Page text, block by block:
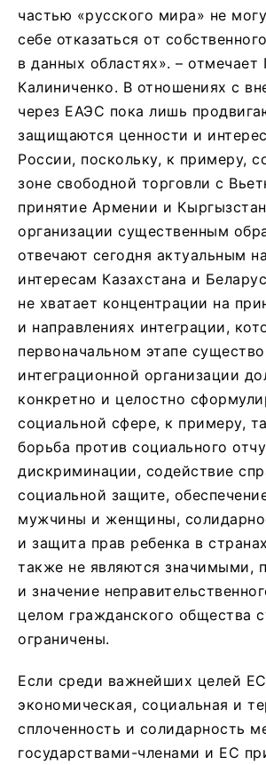
частью «русского мира» не
себе отказаться от
в данных областях». – отмечает
Калиниченко. В отношениях с
через ЕАЭС пока лишь
защищаются ценности и
России, поскольку, к примеру,
зоне свободной торговли с
принятие Армении и
организации существенным
отвечают сегодня актуальным
интересам Казахстана и
не хватает концентрации на
и направлениях интеграции,
первоначальном этапе
интеграционной организации
конкретно и целостно
социальной сфере, к примеру,
борьба против социального
дискриминации, содействие
социальной защите,
мужчины и женщины,
и защита прав ребенка в
также не являются значимыми,
и значение
целом гражданского общества
ограничены.
Если среди важнейших целей
экономическая, социальная и
сплоченность и солидарность
государствами-членами и ЕС